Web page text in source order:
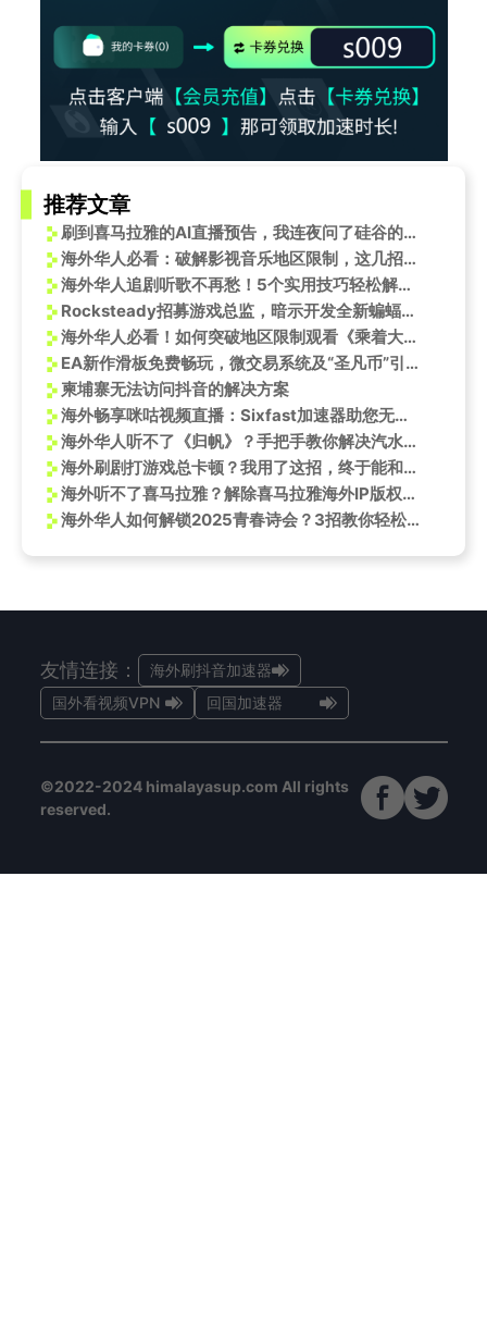
推荐文章
刷到喜马拉雅的AI直播预告，我连夜问了硅谷的朋友：现在入局，到底晚不晚？
海外华人必看：破解影视音乐地区限制，这几招让你告别卡顿烦恼
海外华人追剧听歌不再愁！5个实用技巧轻松解除地区限制，畅享国内影视综艺
Rocksteady招募游戏总监，暗示开发全新蝙蝠侠开放世界动作游戏？
海外华人必看！如何突破地区限制观看《乘着大巴看中国》海晏站完整版
EA新作滑板免费畅玩，微交易系统及“圣凡币”引发热议
柬埔寨无法访问抖音的解决方案
海外畅享咪咕视频直播：Sixfast加速器助您无忧观赛
海外华人听不了《归帆》？手把手教你解决汽水音乐打不开、登录受限问题
海外刷剧打游戏总卡顿？我用了这招，终于能和国内朋友同步追更了！
海外听不了喜马拉雅？解除喜马拉雅海外IP版权限制攻略来袭！
海外华人如何解锁2025青春诗会？3招教你轻松观看央视频直播
友情连接：
海外刷抖音加速器
国外看视频VPN
回国加速器
©2022-2024 himalayasup.com All rights
reserved.